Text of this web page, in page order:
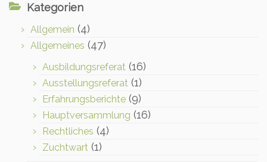
Kategorien
Allgemein (4)
Allgemeines (47)
Ausbildungsreferat (16)
Ausstellungsreferat (1)
Erfahrungsberichte (9)
Hauptversammlung (16)
Rechtliches (4)
Zuchtwart (1)